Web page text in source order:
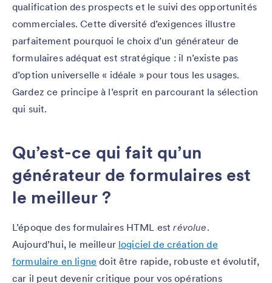
qualification des prospects et le suivi des opportunités
commerciales. Cette diversité d’exigences illustre
parfaitement pourquoi le choix d’un générateur de
formulaires adéquat est stratégique : il n’existe pas
d’option universelle « idéale » pour tous les usages.
Gardez ce principe à l’esprit en parcourant la sélection
qui suit.
Qu’est-ce qui fait qu’un
générateur de formulaires est
le meilleur ?
L’époque des formulaires HTML estrévolue.
Aujourd’hui, le meilleur logiciel de création de
formulaire en ligne doit être rapide, robuste et évolutif,
car il peut devenir critique pour vos opérations